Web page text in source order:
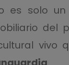
es solo un
del
vivo